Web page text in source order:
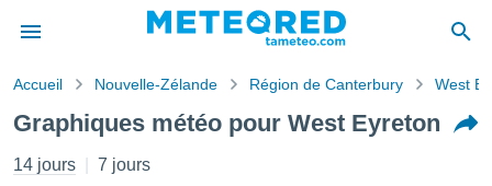
de
Accueil Nouvelle-Zélande Région de Canterbury West
Graphiques météo pour West Eyreton
14 jours 7 jours